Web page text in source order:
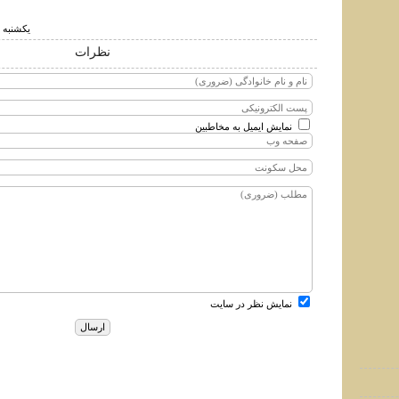
يكشنبه ۱۲ آذر ۱۳۹۱ ساعت ۱۴:۰۰
نظرات
نمایش ایمیل به مخاطبین
نمایش نظر در سایت